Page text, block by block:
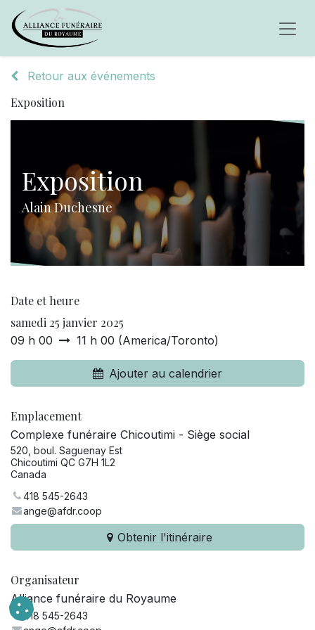
Retour aux événements
Exposition
Exposition
Alain Duchesne
Date et heure
samedi 25 janvier 2025
09 h 00 11 h 00 (America/Toronto)
Ajouter au calendrier
Emplacement
Complexe funéraire Chicoutimi - Siège social
520, boul. Saguenay Est
Chicoutimi QC G7H 1L2
Canada
418 545-2643
ange@afdr.coop
Obtenir l'itinéraire
Organisateur
Alliance funéraire du Royaume
418 545-2643